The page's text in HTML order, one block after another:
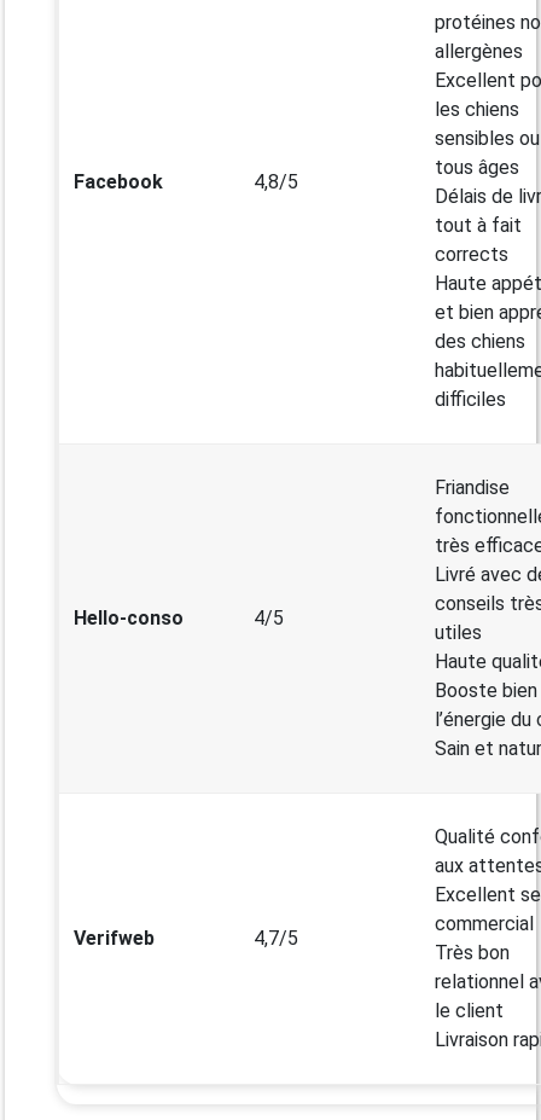
Facebook 4,8/5
protéines
allergènes
Excellent
les chiens
sensibles
tous âges
Délais de
tout à fait
corrects
Haute
et bien
des chiens
difficiles
Hello-conso 4/5
Friandise
très
Livré avec
conseils
utiles
Haute
Booste bien
l’énergie du
Sain et
Verifweb 4,7/5
Qualité
aux
Excellent
commercial
Très bon
relationnel
le client
Livraison